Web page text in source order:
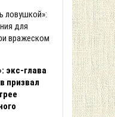
ловушкой»:
для
вражеском
экс-глава
призвал